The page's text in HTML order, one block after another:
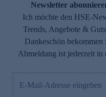
Newsletter
Ich möchte den HSE-
Trends, Angebote &
Dankeschön
Abmeldung ist jederzeit
E-Mail-Adresse eingeben